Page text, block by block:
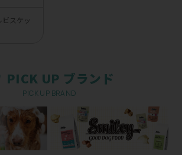
スケッ
PICK UP ブランド
PICK UP BRAND